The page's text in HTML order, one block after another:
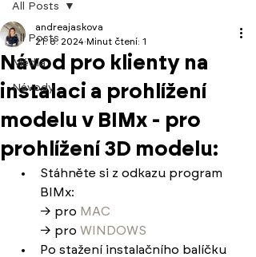
All Posts
Média
Návody
All Posts
Návod pro klienty na
instalaci a prohlížení
modelu v BIMx - pro
prohlížení 3D modelu:
andreajaskova
21. 8. 2024 Minut čtení: 1
Stáhněte si z odkazu program
BIMx:
→ pro MAC
→ pro WINDOWS
Po stažení instalačního balíčku